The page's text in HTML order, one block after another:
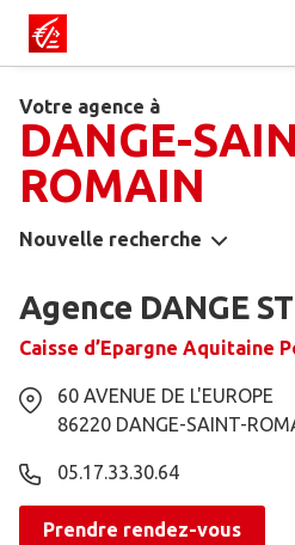
Votre agence à
DANGE-
ROMAIN
Nouvelle recherche
Agence DANGE
Caisse d’Epargne Aquitaine
60 AVENUE DE L'EUROPE
86220 DANGE-SAINT-
05.17.33.30.64
Prendre rendez-vous